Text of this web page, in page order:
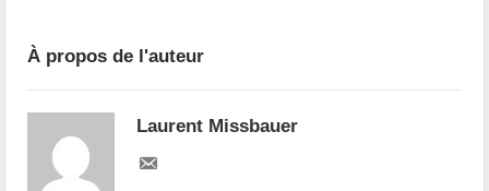
À propos de l'auteur
Laurent Missbauer